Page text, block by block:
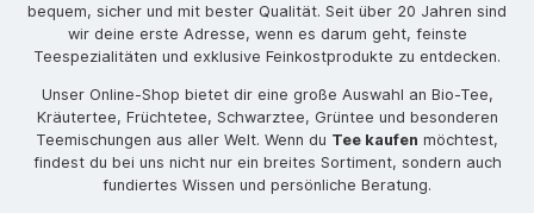
bequem, sicher und mit bester Qualität. Seit über 20 Jahren sind
wir deine erste Adresse, wenn es darum geht, feinste
Teespezialitäten und exklusive Feinkostprodukte zu entdecken.
Unser Online-Shop bietet dir eine große Auswahl an Bio-Tee,
Kräutertee, Früchtetee, Schwarztee, Grüntee und besonderen
Teemischungen aus aller Welt. Wenn du Tee kaufen möchtest,
findest du bei uns nicht nur ein breites Sortiment, sondern auch
fundiertes Wissen und persönliche Beratung.